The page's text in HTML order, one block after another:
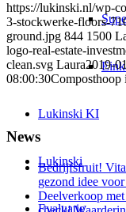
Lukinski KI
Lukinski
Evaluatie
https://lukinski.nl/wp-
3-stockwerke-floors-
ground.jpg 844 1500
logo-real-estate-
clean.svg Laura2019-
08:00:30Composthoop
News
Bedrijfsfruit!
gezond idee
Deelverkoop